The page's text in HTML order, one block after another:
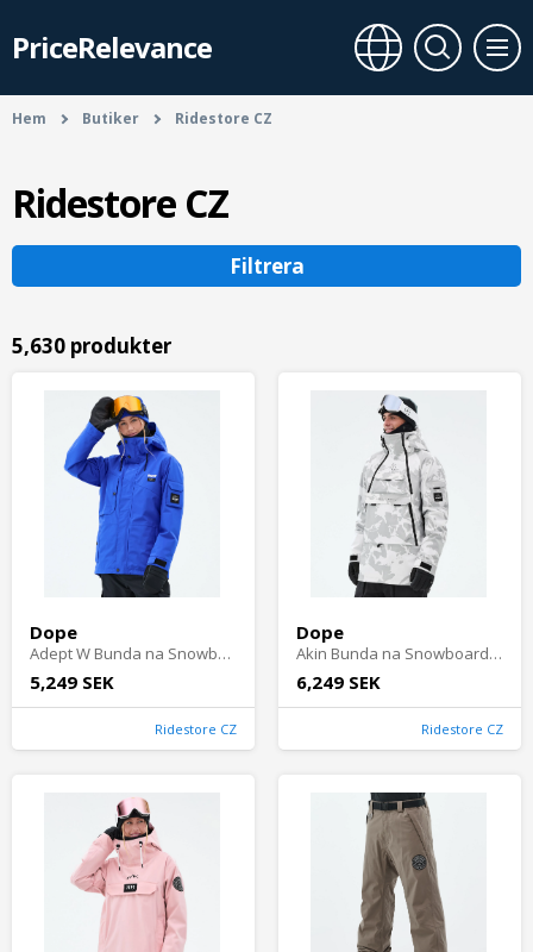
PriceRelevance
Hem Butiker Ridestore CZ
Ridestore CZ
Filtrera
5,630 produkter
Dope
Adept W Bunda na Snowboard Dámské - Cobalt Blue
5,249 SEK
Ridestore CZ
Dope
Akin Bunda na Snowboard Pánské - Grey Camo
6,249 SEK
Ridestore CZ